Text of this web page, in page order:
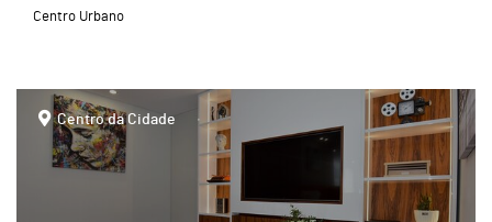
Centro Urbano
page
Centro da Cidade